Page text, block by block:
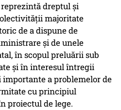
dreptul şi
majoritate
de a dispune de
şi de unele
în scopul preluării sub
şi în interesul întregii
a problemelor de
cu principiul
proiectul de lege.